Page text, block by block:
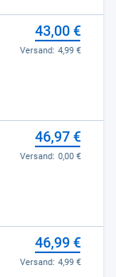
43,00 €
Versand: 4,99 €
46,97 €
Versand: 0,00 €
46,99 €
Versand: 4,99 €